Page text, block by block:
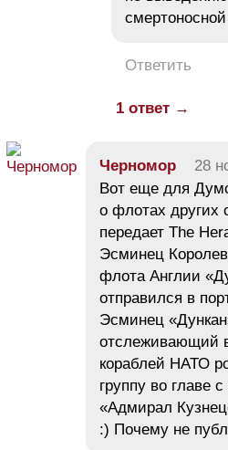
Ответить
1 ответ →
Черномор 28
Вот еще для
о флотах других
передает The
Эсминец
флота Англии
отправился в
Эсминец
отслеживающий
кораблей НАТО
группу во главе
«Адмирал
:) Почему не